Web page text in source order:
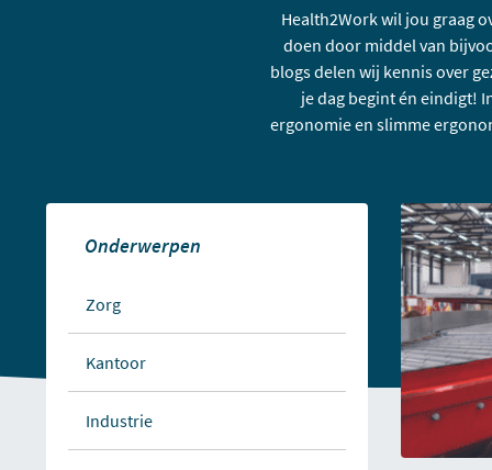
Health2Work wil jou graag
doen door middel van
blogs delen wij kennis over
je dag begint én eindigt!
ergonomie en slimme
Onderwerpen
Zorg
Kantoor
Industrie